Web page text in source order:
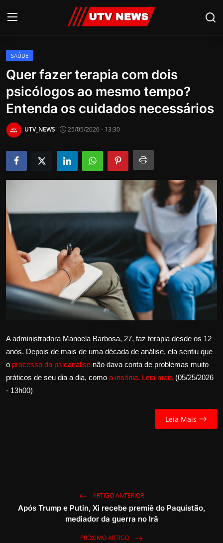
AO VIVO
PIRACICABA
CAMPINAS
LIMEIRA
ESPIRITO SANTO
Cultura
Internacional
APOIE
Educação
Saúde
Esportes
SAÚDE
Quer fazer terapia com dois
psicólogos ao mesmo tempo?
Entenda os cuidados necessários
UTV_NEWS 25/05/2026 - 13:30
A administradora Manoela Barbosa, 27, faz terapia desde os 12
anos. Depois de mais de uma década de análise, ela sentiu que
o processo da psicanálise não dava conta de problemas muito
práticos de seu dia a dia, como a insônia. Leia mais (05/25/2026
- 13h00)
Leia Mais
ARTIGO ANTERIOR
Após Trump e Putin, Xi recebe premiê do Paquistão,
mediador da guerra no Irã
PRÓXIMO ARTIGO